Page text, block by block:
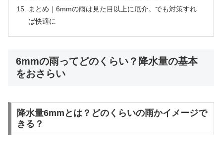
まとめ｜6mmの雨は見た目以上に厄介。でも対策すれ
ば快適に
6mmの雨ってどのくらい？降水量の基本
をおさらい
降水量6mmとは？どのくらいの雨かイメージで
きる？